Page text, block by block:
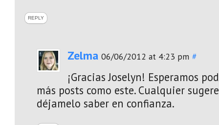
REPLY
Zelma 06/06/2012 at 4:23 pm #
¡Gracias Joselyn! Esperamos
más posts como este. Cualquier
déjamelo saber en confianza.